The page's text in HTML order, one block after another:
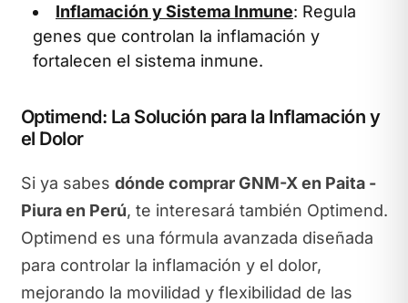
Inflamación y Sistema Inmune: Regula
genes que controlan la inflamación y
fortalecen el sistema inmune.
Optimend: La Solución para la Inflamación y
el Dolor
Si ya sabes dónde comprar GNM-X en Paita -
Piura en Perú, te interesará también Optimend.
Optimend es una fórmula avanzada diseñada
para controlar la inflamación y el dolor,
mejorando la movilidad y flexibilidad de las